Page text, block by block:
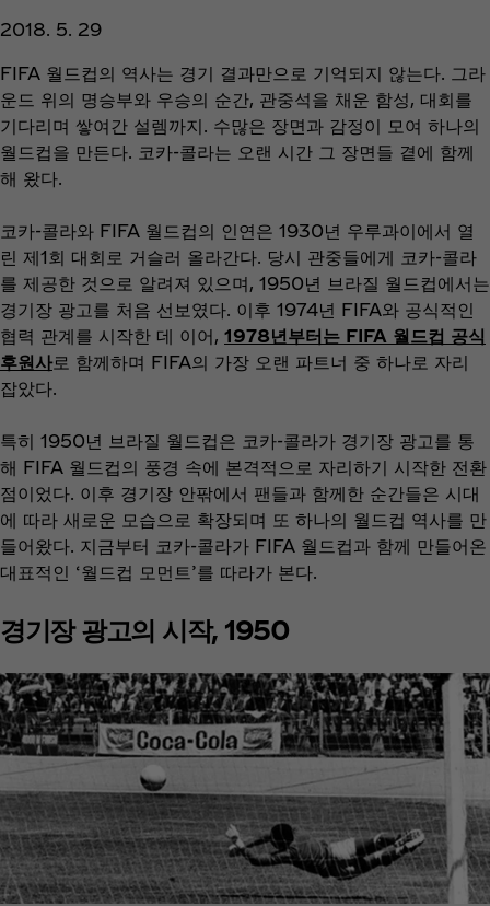
2018. 5. 29
FIFA 월드컵의 역사는 경기 결과만으로 기억되지 않는다. 그라
운드 위의 명승부와 우승의 순간, 관중석을 채운 함성, 대회를
기다리며 쌓여간 설렘까지. 수많은 장면과 감정이 모여 하나의
월드컵을 만든다. 코카-콜라는 오랜 시간 그 장면들 곁에 함께
해 왔다.
코카-콜라와 FIFA 월드컵의 인연은 1930년 우루과이에서 열
린 제1회 대회로 거슬러 올라간다. 당시 관중들에게 코카-콜라
를 제공한 것으로 알려져 있으며, 1950년 브라질 월드컵에서는
경기장 광고를 처음 선보였다. 이후 1974년 FIFA와 공식적인
협력 관계를 시작한 데 이어, 1978년부터는 FIFA 월드컵 공식
후원사로 함께하며 FIFA의 가장 오랜 파트너 중 하나로 자리
잡았다.
특히 1950년 브라질 월드컵은 코카-콜라가 경기장 광고를 통
해 FIFA 월드컵의 풍경 속에 본격적으로 자리하기 시작한 전환
점이었다. 이후 경기장 안팎에서 팬들과 함께한 순간들은 시대
에 따라 새로운 모습으로 확장되며 또 하나의 월드컵 역사를 만
들어왔다. 지금부터 코카-콜라가 FIFA 월드컵과 함께 만들어온
대표적인 ‘월드컵 모먼트’를 따라가 본다.
​​​경기장 광고의 시작, 1950